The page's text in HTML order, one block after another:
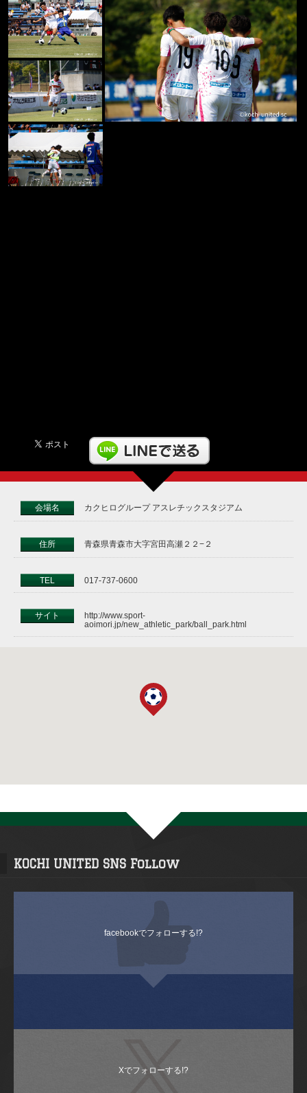
会場名 カクヒログループ アスレチックスタジアム
住所 青森県青森市大字宮田高瀬２２−２
TEL 017-737-0600
サイト
http://www.sport-
aoimori.jp/new_athletic_park/ball_park.html
KOCHI UNITED SNS Follow
facebookでフォローする!?
Xでフォローする!?